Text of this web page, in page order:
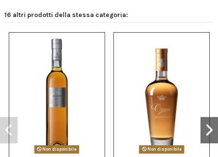
16 altri prodotti della stessa categoria:
Non disponibile Non disponibile